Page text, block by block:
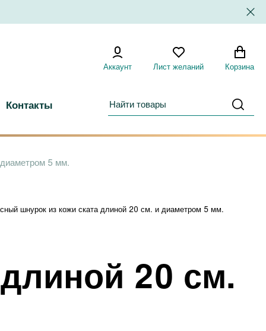
Аккаунт Лист желаний Корзина
Контакты
5 мм.
20 см.